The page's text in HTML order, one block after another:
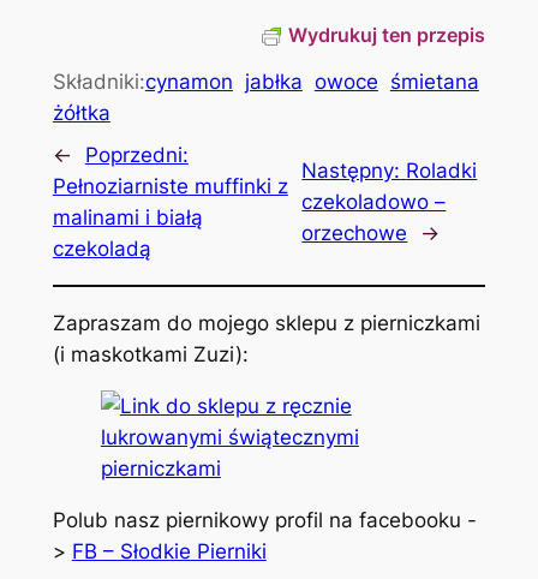
Wydrukuj ten przepis
Składniki:cynamon jabłka owoce śmietana
żółtka
←
Poprzedni:
Pełnoziarniste muffinki z
malinami i białą
czekoladą
Następny: Roladki
czekoladowo –
orzechowe
→
Zapraszam do mojego sklepu z pierniczkami
(i maskotkami Zuzi):
Polub nasz piernikowy profil na facebooku -
> FB – Słodkie Pierniki